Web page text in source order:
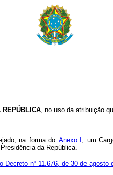
REPÚBLICA, no uso da atribuição
na forma do Anexo I , um
da República.
Decreto nº 11.676, de 30 de agosto